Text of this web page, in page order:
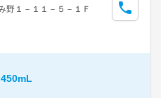
野１－１１－５－１Ｆ